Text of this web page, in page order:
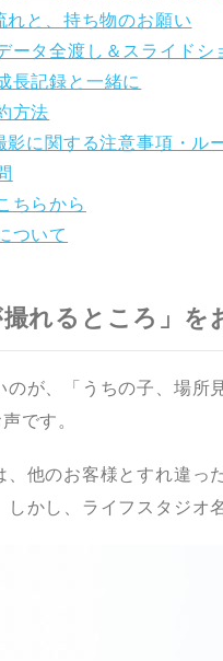
と、持ち物のお願い
タ全渡し＆スライドシ
長記録と一緒に
方法
影に関する注意事項・ル
ちらから
ついて
れるところ」を
が、「うちの子、場
です。
他のお客様とすれ違
かし、ライフスタジオ